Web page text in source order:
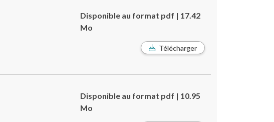
Disponible au format pdf | 17.42
Mo
Télécharger
Disponible au format pdf | 10.95
Mo